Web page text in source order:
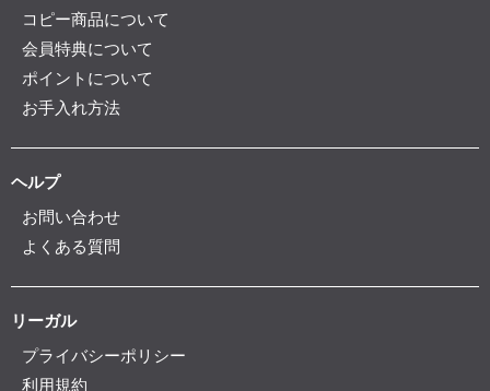
コピー商品について
会員特典について
ポイントについて
お手入れ方法
ヘルプ
お問い合わせ
よくある質問
リーガル
プライバシーポリシー
利用規約